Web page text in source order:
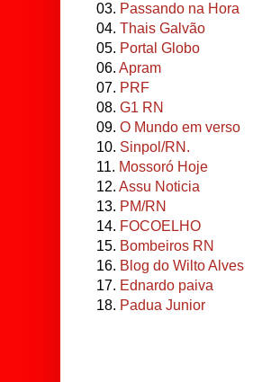
03. Passando na Hora
04. Thais Galvão
05. Portal Globo
06. Apram
07. PRF
08. G1 RN
09. O Mundo em verso
10. Sinpol/RN.
11. Mossoró Hoje
12. Assu Noticia
13. PM/RN
14. FOCOELHO
15. Bombeiros RN
16. Blog do Wilto Alves
17. Ednardo paiva
18. Padua Junior